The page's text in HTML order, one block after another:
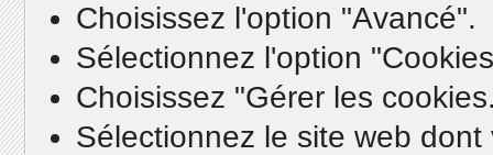
Choisissez l'option "Avancé".
Sélectionnez l'option
Choisissez "Gérer les
Sélectionnez le site web